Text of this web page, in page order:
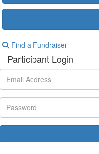
Find a Fundraiser
Participant Login